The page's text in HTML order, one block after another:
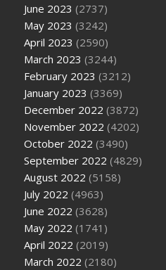
June 2023 (2737)
May 2023 (3242)
April 2023 (2590)
March 2023 (3244)
February 2023 (3212)
January 2023 (3369)
December 2022 (3872)
November 2022 (4202)
October 2022 (3490)
September 2022 (4829)
August 2022 (5158)
July 2022 (4963)
June 2022 (3628)
May 2022 (1741)
April 2022 (2019)
March 2022 (2180)